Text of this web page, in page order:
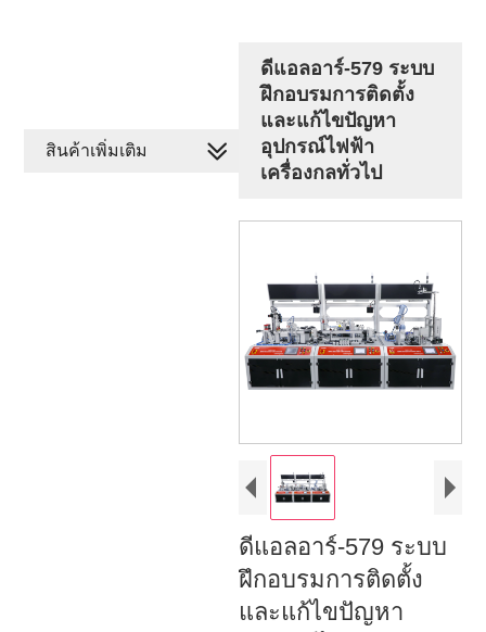
ดีแอลอาร์-579 ระบบ
ฝึกอบรมการติดตั้ง
และแก้ไขปัญหา
อุปกรณ์ไฟฟ้า
เครื่องกลทั่วไป
ดีแอลอาร์-579 ระบบ
ฝึกอบรมการติดตั้ง
และแก้ไขปัญหา
สินค้าเพิ่มเติม